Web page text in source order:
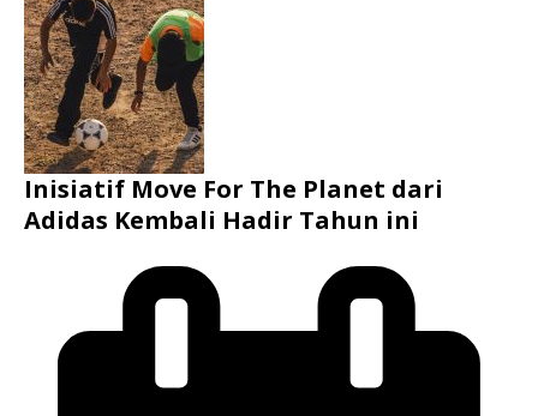
Inisiatif Move For The Planet dari
Adidas Kembali Hadir Tahun ini